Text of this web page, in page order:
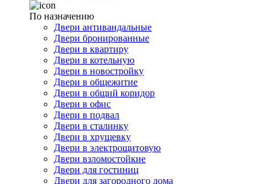
По назначению
Двери антивандальные
Двери бронированные
Двери в квартиру
Двери в котельную
Двери в новостройку
Двери в общежитие
Двери в общий коридор
Двери в офис
Двери в подвал
Двери в сталинку
Двери в хрущевку
Двери в электрощитовую
Двери взломостойкие
Двери для гостиниц
Двери для загородного дома